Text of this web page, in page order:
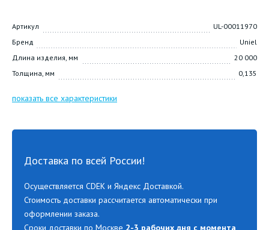
Артикул
UL-00011970
Бренд
Uniel
Длина изделия, мм
20 000
Толщина, мм
0,135
показать все характеристики
Доставка по всей России!
Осуществляется CDEK и Яндекс Доставкой.
Стоимость доставки рассчитается автоматически при
оформлении заказа.
Сроки доставки по Москве 2-3 рабочих дня с момента